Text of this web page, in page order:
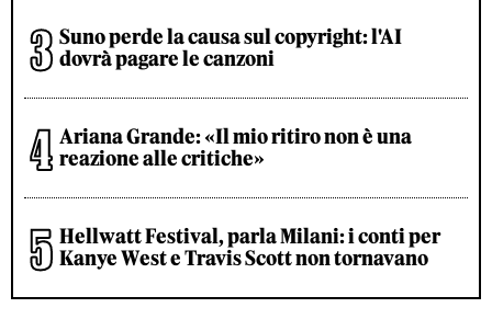
Suno perde la causa sul copyright: l'AI
dovrà pagare le canzoni
Ariana Grande: «Il mio ritiro non è una
reazione alle critiche»
Hellwatt Festival, parla Milani: i conti per
Kanye West e Travis Scott non tornavano